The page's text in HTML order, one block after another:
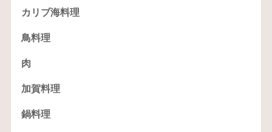
カリブ海料理
鳥料理
肉
加賀料理
鍋料理